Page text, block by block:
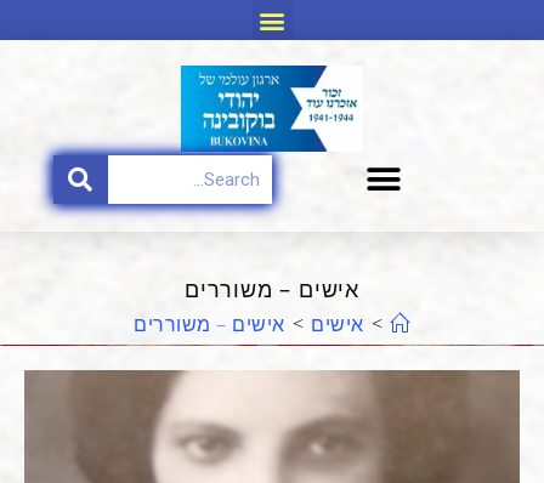
אישים – משוררים
> אישים > אישים – משוררים